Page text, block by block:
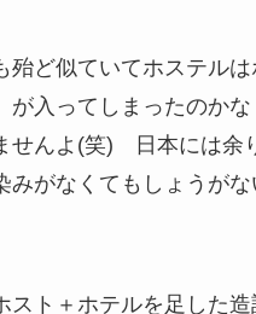
殆ど似ていてホステルは
が入ってしまったのかな
せんよ(笑) 日本には余
みがなくてもしょうがな
スト＋ホテルを足した造